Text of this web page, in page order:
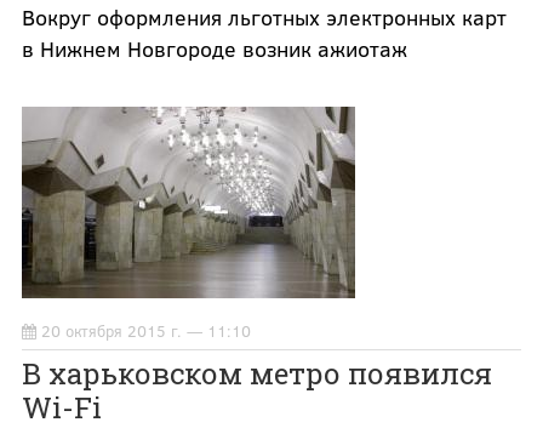
Вокруг оформления льготных электронных карт
в Нижнем Новгороде возник ажиотаж
20 октября 2015 г. — 11:10
В харьковском метро появился
Wi-Fi